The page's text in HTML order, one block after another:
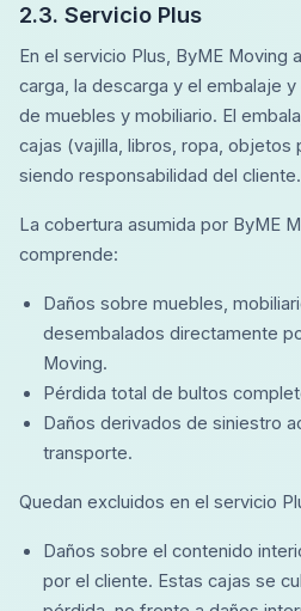
2.3. Servicio Plus
En el servicio Plus, ByME Moving
carga, la descarga y el embalaje
de muebles y mobiliario. El
cajas (vajilla, libros, ropa, objetos
siendo responsabilidad del cliente.
La cobertura asumida por ByME
comprende:
Daños sobre muebles,
desembalados directamente
Moving.
Pérdida total de bultos
Daños derivados de siniestro
transporte.
Quedan excluidos en el servicio
Daños sobre el contenido
por el cliente. Estas cajas se